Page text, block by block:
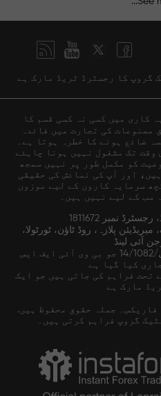
گروپ کا رجسٹرڈ ٹریڈ مارک ہے
کاری میں کسی نہ کسی قسم کا
مصنوعات کی تجارت میں فائدہ
ضائع ہونے کا خطرہ ہوتا ہے۔
وقت تک مشغول نہیں ہونا چاہئے
کو مکمل طور پر نہیں سمجھ
اور آپ کی نمائش کی حقیقی
سرمایہ کاروں کے لیے موزوں
سب کے لیے نہیں ہیں۔
نمبر 1811672
پلازہ، روڈ ٹاؤن، ٹورٹولا،
آئی لینڈ
لائسنس نمبر ایس آئی بی اے/ایل/14/1082 جو بی وی آئی ایف ایس
کیا گیا ہے
تحت فراہم کی جاتی ہیں جو ایک
مارک ہے
© 2007-2026 انسٹا فاریکس۔ جملہ حقوق محفوظ ہیں.
گروپ فراہم کرتی ہیں۔